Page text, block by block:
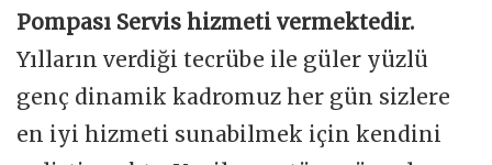
Pompası Servis hizmeti vermektedir.
Yılların verdiği tecrübe ile güler yüzlü
genç dinamik kadromuz her gün sizlere
en iyi hizmeti sunabilmek için kendini